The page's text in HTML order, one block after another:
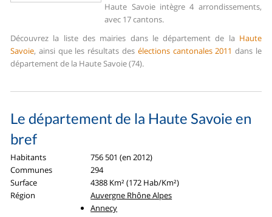
Haute Savoie intègre 4 arrondissements,
avec 17 cantons.
Découvrez la liste des mairies dans le département de la Haute
Savoie, ainsi que les résultats des élections cantonales 2011dans le
département de la Haute Savoie (74).
Le département de la Haute Savoie en
bref
Habitants
756 501 (en 2012)
Communes
294
Surface
4388 Km² (172 Hab/Km²)
Région
Auvergne Rhône Alpes
Annecy